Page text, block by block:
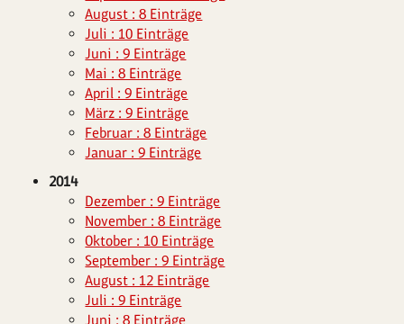
August : 8 Einträge
Juli : 10 Einträge
Juni : 9 Einträge
Mai : 8 Einträge
April : 9 Einträge
März : 9 Einträge
Februar : 8 Einträge
Januar : 9 Einträge
2014
Dezember : 9 Einträge
November : 8 Einträge
Oktober : 10 Einträge
September : 9 Einträge
August : 12 Einträge
Juli : 9 Einträge
Juni : 8 Einträge